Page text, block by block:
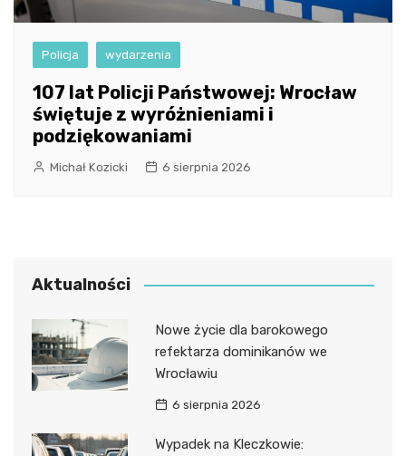
Policja wydarzenia
107 lat Policji Państwowej: Wrocław
świętuje z wyróżnieniami i
podziękowaniami
Michał Kozicki 6 sierpnia 2026
Aktualności
Nowe życie dla barokowego
refektarza dominikanów we
Wrocławiu
6 sierpnia 2026
Wypadek na Kleczkowie: